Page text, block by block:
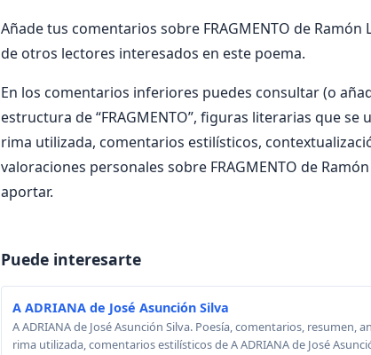
Añade tus comentarios sobre FRAGMENTO de
de otros lectores interesados en este poema.
En los comentarios inferiores puedes consultar (o
estructura de “FRAGMENTO”, figuras literarias que se
rima utilizada, comentarios estilísticos,
valoraciones personales sobre FRAGMENTO de
aportar.
Puede interesarte
A ADRIANA de José Asunción Silva
A ADRIANA de José Asunción Silva. Poesía, comentarios,
rima utilizada, comentarios estilísticos de A ADRIANA de José